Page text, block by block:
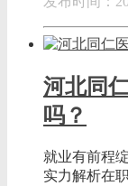
河北同
吗？
就业有前程
实力解析在